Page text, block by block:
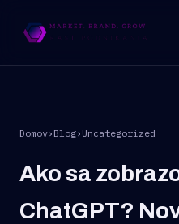
Domov› Blog› Uncategorized
Ako sa
ChatGPT?